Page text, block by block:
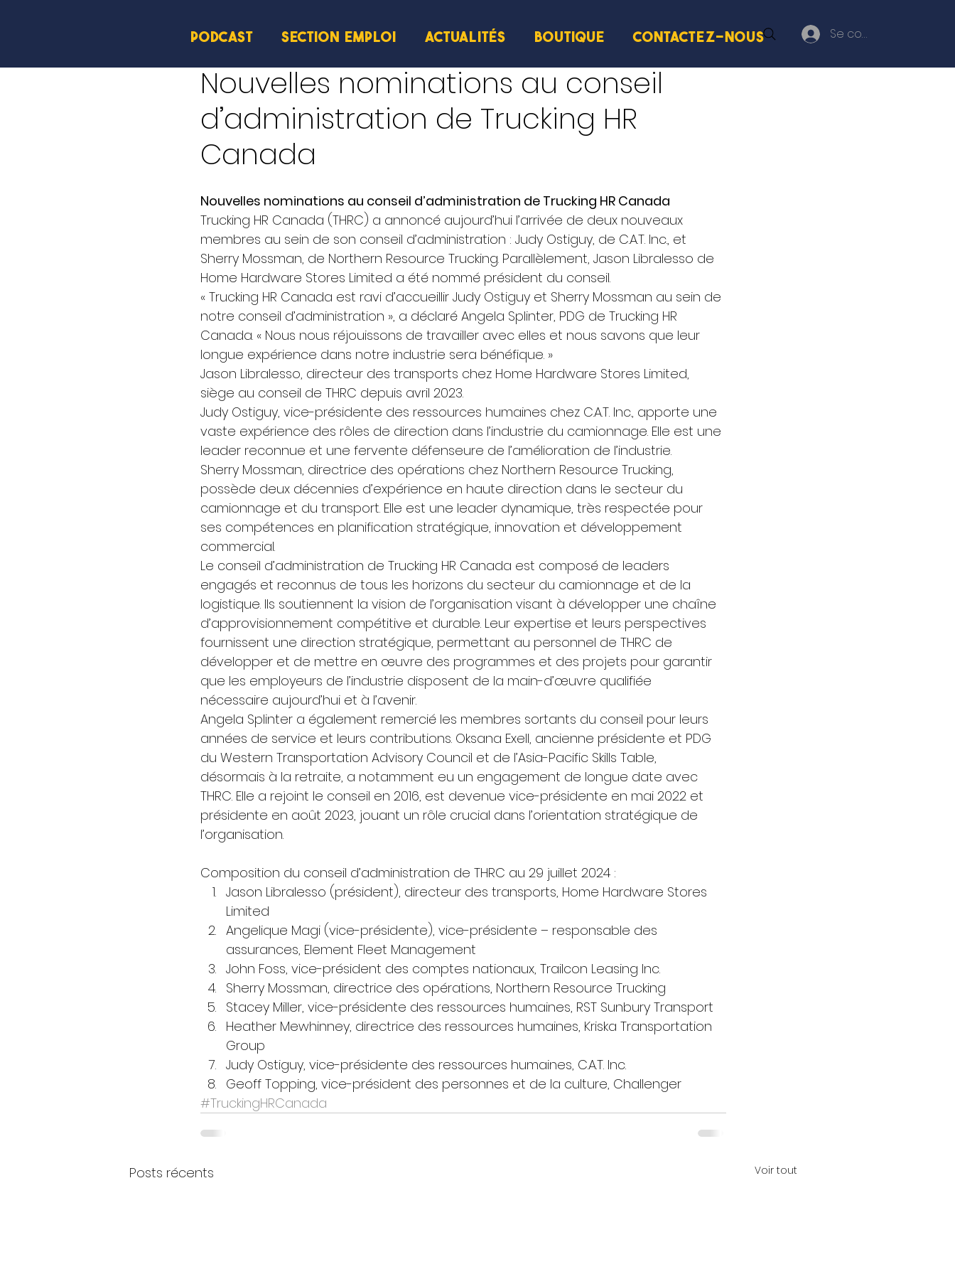
Se connecter
PODCAST SECTION EMPLOI ACTUALITÉS BOUTIQUE Contactez-nous
Nouvelles nominations au conseil
d’administration de Trucking HR
Canada
Nouvelles nominations au conseil d’administration de Trucking HR Canada
Trucking HR Canada (THRC) a annoncé aujourd’hui l’arrivée de deux nouveaux
membres au sein de son conseil d’administration : Judy Ostiguy, de C.A.T. Inc., et
Sherry Mossman, de Northern Resource Trucking. Parallèlement, Jason Libralesso de
Home Hardware Stores Limited a été nommé président du conseil.
« Trucking HR Canada est ravi d’accueillir Judy Ostiguy et Sherry Mossman au sein de
notre conseil d’administration », a déclaré Angela Splinter, PDG de Trucking HR
Canada. « Nous nous réjouissons de travailler avec elles et nous savons que leur
longue expérience dans notre industrie sera bénéfique. »
Jason Libralesso, directeur des transports chez Home Hardware Stores Limited,
siège au conseil de THRC depuis avril 2023.
Judy Ostiguy, vice-présidente des ressources humaines chez C.A.T. Inc., apporte une
vaste expérience des rôles de direction dans l’industrie du camionnage. Elle est une
leader reconnue et une fervente défenseure de l’amélioration de l’industrie.
Sherry Mossman, directrice des opérations chez Northern Resource Trucking,
possède deux décennies d’expérience en haute direction dans le secteur du
camionnage et du transport. Elle est une leader dynamique, très respectée pour
ses compétences en planification stratégique, innovation et développement
commercial.
Le conseil d’administration de Trucking HR Canada est composé de leaders
engagés et reconnus de tous les horizons du secteur du camionnage et de la
logistique. Ils soutiennent la vision de l’organisation visant à développer une chaîne
d’approvisionnement compétitive et durable. Leur expertise et leurs perspectives
fournissent une direction stratégique, permettant au personnel de THRC de
développer et de mettre en œuvre des programmes et des projets pour garantir
que les employeurs de l’industrie disposent de la main-d’œuvre qualifiée
nécessaire aujourd’hui et à l’avenir.
Angela Splinter a également remercié les membres sortants du conseil pour leurs
années de service et leurs contributions. Oksana Exell, ancienne présidente et PDG
du Western Transportation Advisory Council et de l’Asia-Pacific Skills Table,
désormais à la retraite, a notamment eu un engagement de longue date avec
THRC. Elle a rejoint le conseil en 2016, est devenue vice-présidente en mai 2022 et
présidente en août 2023, jouant un rôle crucial dans l’orientation stratégique de
l’organisation.
Composition du conseil d’administration de THRC au 29 juillet 2024 :
Jason Libralesso (président), directeur des transports, Home Hardware Stores
Limited
Angelique Magi (vice-présidente), vice-présidente – responsable des
assurances, Element Fleet Management
John Foss, vice-président des comptes nationaux, Trailcon Leasing Inc.
Sherry Mossman, directrice des opérations, Northern Resource Trucking
Stacey Miller, vice-présidente des ressources humaines, RST Sunbury Transport
Heather Mewhinney, directrice des ressources humaines, Kriska Transportation
Group
Judy Ostiguy, vice-présidente des ressources humaines, C.A.T. Inc.
Geoff Topping, vice-président des personnes et de la culture, Challenger
#TruckingHRCanada
Posts récents Voir tout